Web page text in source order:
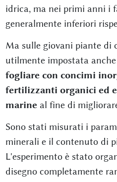
idrica, ma nei primi anni i
generalmente inferiori
Ma sulle giovani piante di
utilmente impostata
fogliare con concimi
fertilizzanti organici ed
marineal fine di
Sono stati misurati i
minerali e il contenuto di
L'esperimento è stato
disegno completamente